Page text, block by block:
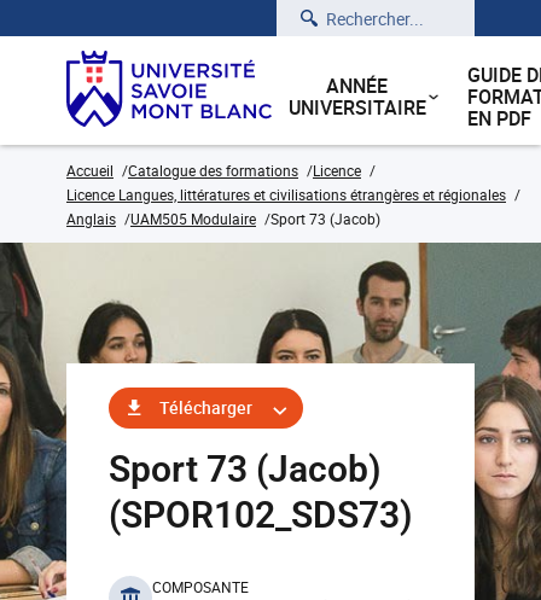
Rechercher
ANNÉE
UNIVERSITAIRE
GUIDE
EN PDF
Accueil Catalogue des formations
Licence
Licence Langues, littératures et civilisations étrangères et régionales
Anglais
UAM505 Modulaire Sport 73 (Jacob)
Télécharger
Sport 73 (Jacob)
(SPOR102_SDS73)
benefits
COMPOSANTE